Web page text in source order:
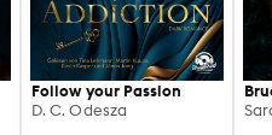
Follow your Passion
D. C. Odesza